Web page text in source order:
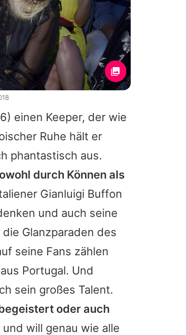
einen Keeper, der wie
Ruhe hält er
phantastisch aus.
durch Können als
Gianluigi Buffon
und auch seine
Glanzparaden des
seine Fans zählen
Portugal. Und
sein großes Talent.
oder auch
will genau wie alle